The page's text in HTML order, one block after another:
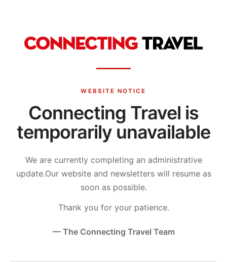
WEBSITE NOTICE
Connecting Travel is
temporarily unavailable
We are currently completing an administrative
update.Our website and newsletters will resume as
soon as possible.
Thank you for your patience.
— The Connecting Travel Team